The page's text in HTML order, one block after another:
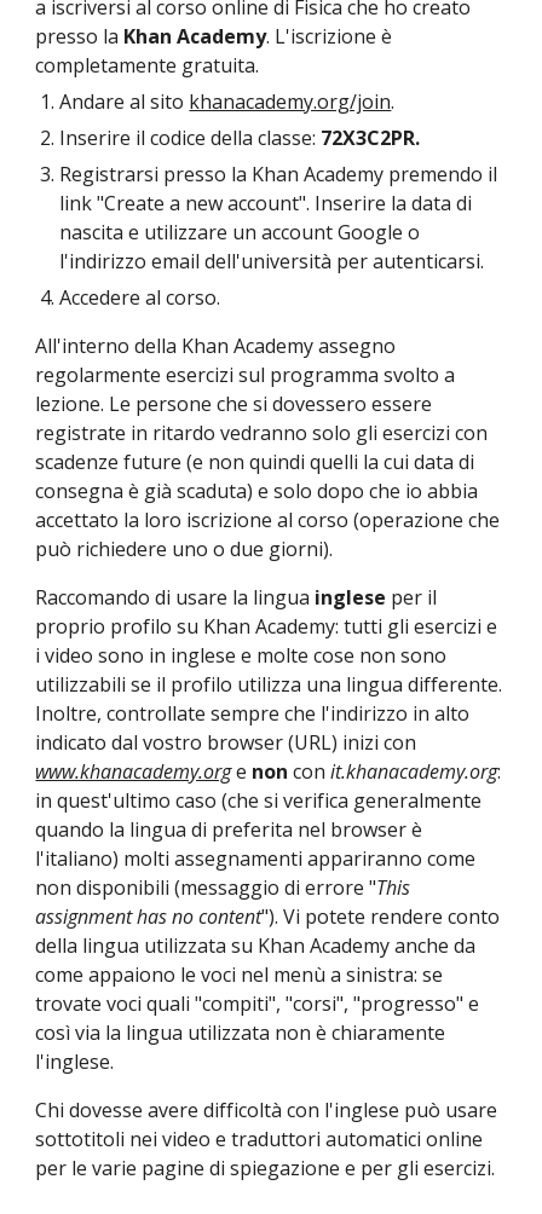
a iscriversi al corso online di Fisica che ho creato
presso la Khan Academy. L'iscrizione è
completamente gratuita.
Andare al sito khanacademy.org/join.
Inserire il codice della classe: 72X3C2PR.
Registrarsi presso la Khan Academy premendo il
link "Create a new account". Inserire la data di
nascita e utilizzare un account Google o
l'indirizzo email dell'università per autenticarsi.
Accedere al corso.
All'interno della Khan Academy assegno
regolarmente esercizi sul programma svolto a
lezione. Le persone che si dovessero essere
registrate in ritardo vedranno solo gli esercizi con
scadenze future (e non quindi quelli la cui data di
consegna è già scaduta) e solo dopo che io abbia
accettato la loro iscrizione al corso (operazione che
può richiedere uno o due giorni).
Raccomando di usare la lingua inglese per il
proprio profilo su Khan Academy: tutti gli esercizi e
i video sono in inglese e molte cose non sono
utilizzabili se il profilo utilizza una lingua differente.
Inoltre, controllate sempre che l'indirizzo in alto
www.khanacademy.org e non con it.khanacademy.org:
in quest'ultimo caso (che si verifica generalmente
quando la lingua di preferita nel browser è
l'italiano) molti assegnamenti appariranno come
non disponibili (messaggio di errore "This
assignment has no content"). Vi potete rendere conto
della lingua utilizzata su Khan Academy anche da
come appaiono le voci nel menù a sinistra: se
trovate voci quali "compiti", "corsi", "progresso" e
così via la lingua utilizzata non è chiaramente
l'inglese.
Chi dovesse avere difficoltà con l'inglese può usare
sottotitoli nei video e traduttori automatici online
per le varie pagine di spiegazione e per gli esercizi.